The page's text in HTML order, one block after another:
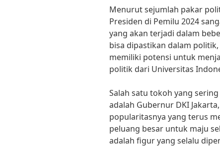
Menurut sejumlah pakar
Presiden di Pemilu 2024
yang akan terjadi dalam
bisa dipastikan dalam
memiliki potensi untuk
politik dari Universitas
Salah satu tokoh yang
adalah Gubernur DKI
popularitasnya yang terus
peluang besar untuk maju
adalah figur yang selalu